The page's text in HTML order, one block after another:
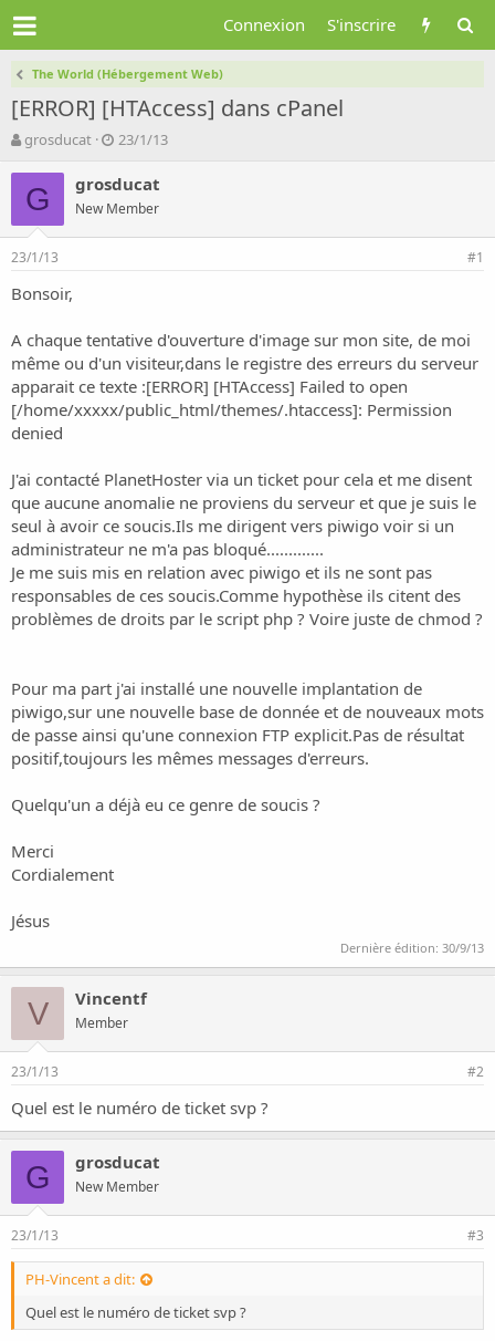
Connexion S'inscrire
The World (Hébergement Web)
[ERROR] [HTAccess] dans cPanel
A
t
e
r
d
l
d
i
c
u
s
i
o
grosducat
D
t
d
e
t
23/1/13
G grosducat
New Member
23/1/13 #1
Bonsoir,
A chaque tentative d'ouverture d'image sur mon site, de moi
même ou d'un visiteur,dans le registre des erreurs du serveur
apparait ce texte :[ERROR] [HTAccess] Failed to open
[/home/xxxxx/public_html/themes/.htaccess]: Permission
denied
J'ai contacté PlanetHoster via un ticket pour cela et me disent
que aucune anomalie ne proviens du serveur et que je suis le
seul à avoir ce soucis.Ils me dirigent vers piwigo voir si un
administrateur ne m'a pas bloqué.............
Je me suis mis en relation avec piwigo et ils ne sont pas
responsables de ces soucis.Comme hypothèse ils citent des
problèmes de droits par le script php ? Voire juste de chmod ?
Pour ma part j'ai installé une nouvelle implantation de
piwigo,sur une nouvelle base de donnée et de nouveaux mots
de passe ainsi qu'une connexion FTP explicit.Pas de résultat
positif,toujours les mêmes messages d'erreurs.
Quelqu'un a déjà eu ce genre de soucis ?
Merci
Cordialement
Jésus
Dernière édition: 30/9/13
V Vincentf
Member
23/1/13 #2
Quel est le numéro de ticket svp ?
G grosducat
New Member
23/1/13 #3
PH-Vincent a dit:
Quel est le numéro de ticket svp ?